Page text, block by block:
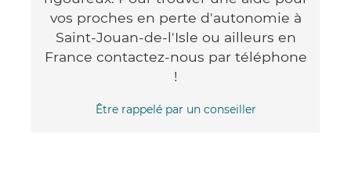
vos proches en perte d'autonomie à
Saint-Jouan-de-l'Isle ou ailleurs en
France contactez-nous par téléphone
!
Être rappelé par un conseiller